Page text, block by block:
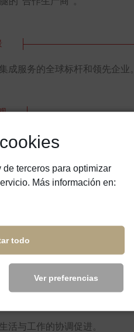
terceros para optimizar
Más información en:
todo
Ver preferencias
成服务的全球标杆和领先企业。
我们的地区创造价值。
环境和后代的承诺。
寻求服务、过程和产品的新
忠诚和互相尊重的真诚人际关
的诚信、透明和忠诚。
出贡献、促进体育和健康生活
活与工作的协调促进。